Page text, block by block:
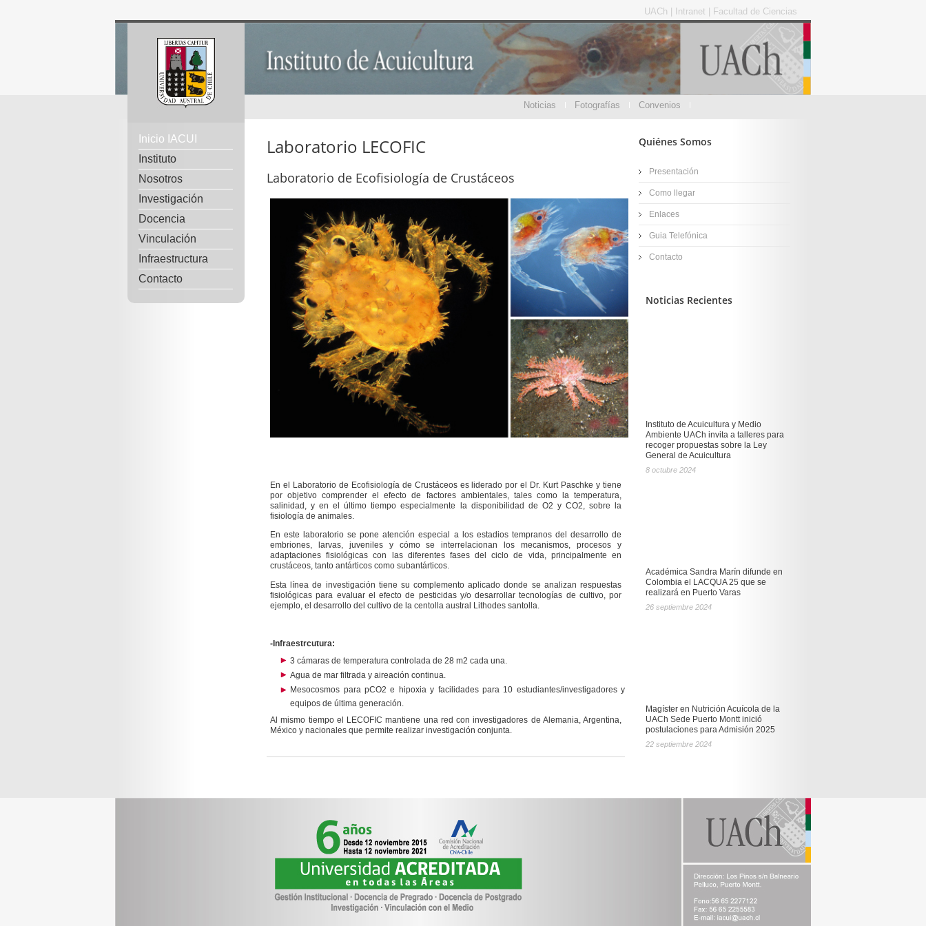
UACh Intranet Facultad de Ciencias
Inicio IACUI
Instituto
Nosotros
Investigación
Docencia
Vinculación
Infraestructura
Contacto
Noticias Fotografías Convenios
Laboratorio LECOFIC
Laboratorio de Ecofisiología de Crustáceos
En el Laboratorio de Ecofisiología de Crustáceos es liderado por el Dr. Kurt Paschke y tiene
por objetivo comprender el efecto de factores ambientales, tales como la temperatura,
salinidad, y en el último tiempo especialmente la disponibilidad de O2 y CO2, sobre la
fisiología de animales.
En este laboratorio se pone atención especial a los estadios tempranos del desarrollo de
embriones, larvas, juveniles y cómo se interrelacionan los mecanismos, procesos y
adaptaciones fisiológicas con las diferentes fases del ciclo de vida, principalmente en
crustáceos, tanto antárticos como subantárticos.
Esta línea de investigación tiene su complemento aplicado donde se analizan respuestas
fisiológicas para evaluar el efecto de pesticidas y/o desarrollar tecnologías de cultivo, por
ejemplo, el desarrollo del cultivo de la centolla austral Lithodes santolla.
-Infraestrcutura:
3 cámaras de temperatura controlada de 28 m2 cada una.
Agua de mar filtrada y aireación continua.
Mesocosmos para pCO2 e hipoxia y facilidades para 10 estudiantes/investigadores y
equipos de última generación.
Al mismo tiempo el LECOFIC mantiene una red con investigadores de Alemania, Argentina,
México y nacionales que permite realizar investigación conjunta.
Quiénes Somos
Presentación
Como llegar
Enlaces
Guia Telefónica
Contacto
Noticias Recientes
Instituto de Acuicultura y Medio
Ambiente UACh invita a talleres para
recoger propuestas sobre la Ley
General de Acuicultura
8 octubre 2024
Académica Sandra Marín difunde en
Colombia el LACQUA 25 que se
realizará en Puerto Varas
26 septiembre 2024
Magíster en Nutrición Acuícola de la
UACh Sede Puerto Montt inició
postulaciones para Admisión 2025
22 septiembre 2024